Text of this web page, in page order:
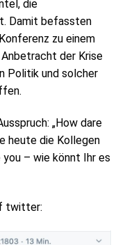
die
Damit befassten
zu einem
der Krise
Politik und solcher
„How dare
heute die Kollegen
– wie könnt Ihr es
twitter: